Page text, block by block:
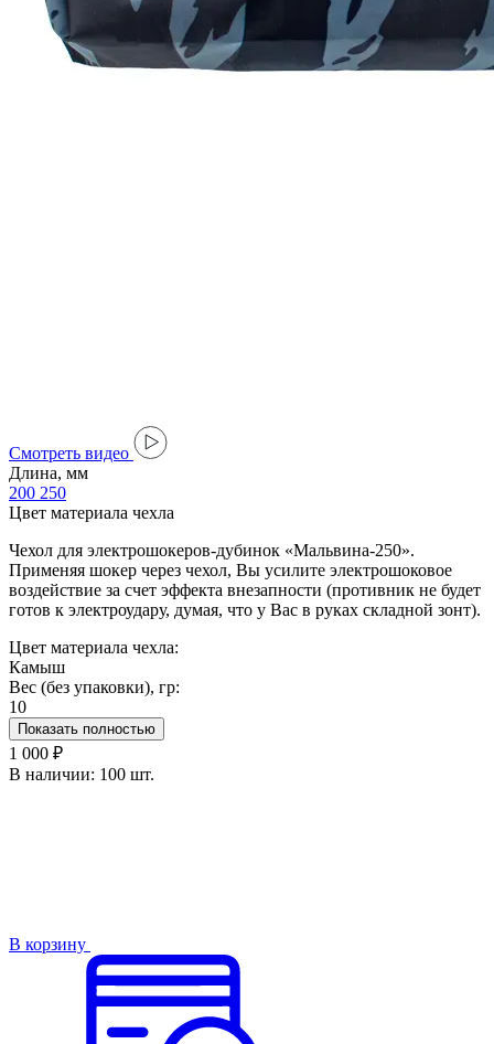
Cмотреть видео
Длина, мм
200 250
Цвет материала чехла
Чехол для электрошокеров-дубинок «Мальвина-250».
Применяя шокер через чехол, Вы усилите электрошоковое
воздействие за счет эффекта внезапности (противник не будет
готов к электроудару, думая, что у Вас в руках складной зонт).
Цвет материала чехла:
Камыш
Вес (без упаковки), гр:
10
Показать полностью
1 000 ₽
В наличии: 100 шт.
В корзину